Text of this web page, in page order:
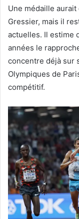
Une médaille
Gressier, mais il
actuelles. Il estime
années le
concentre déjà sur
Olympiques de
compétitif.